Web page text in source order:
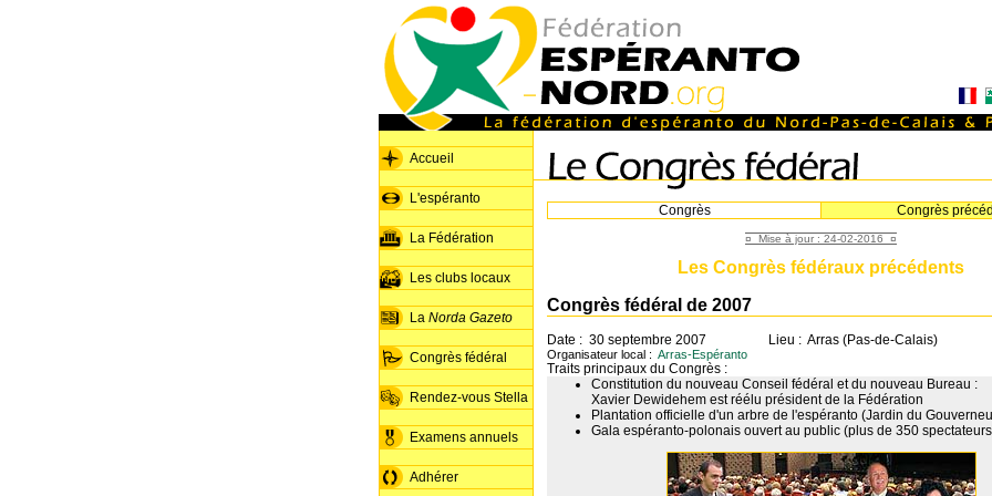
Accueil
L'espéranto
La Fédération
Les clubs locaux
La Norda Gazeto
Congrès fédéral
Rendez-vous Stella
Examens annuels
Adhérer
Congrès Congrès
¤ Mise à jour : 24-02-2016 ¤
Les Congrès fédéraux précédents
Congrès fédéral de 2007
Date : 30 septembre 2007 Lieu : Arras (Pas-de-Calais)
Organisateur local : Arras-Espéranto
Traits principaux du Congrès :
Constitution du nouveau Conseil fédéral et du nouveau Bureau :
Xavier Dewidehem est réélu président de la Fédération
Plantation officielle d'un arbre de l'espéranto (Jardin du
Gala espéranto-polonais ouvert au public (plus de 350